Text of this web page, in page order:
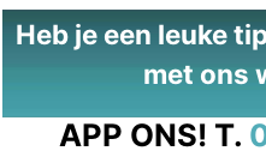
Heb je een leuke
met ons
APP ONS! T.